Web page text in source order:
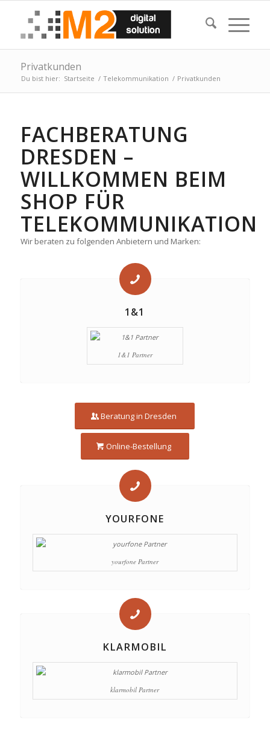
Privatkunden
Du bist hier: Startseite / Telekommunikation / Privatkunden
FACHBERATUNG
DRESDEN –
WILLKOMMEN BEIM
SHOP FÜR
TELEKOMMUNIKATION
Wir beraten zu folgenden Anbietern und Marken:
1&1
1&1 Partner
Beratung in Dresden
Online-Bestellung
YOURFONE
yourfone Partner
KLARMOBIL
klarmobil Partner